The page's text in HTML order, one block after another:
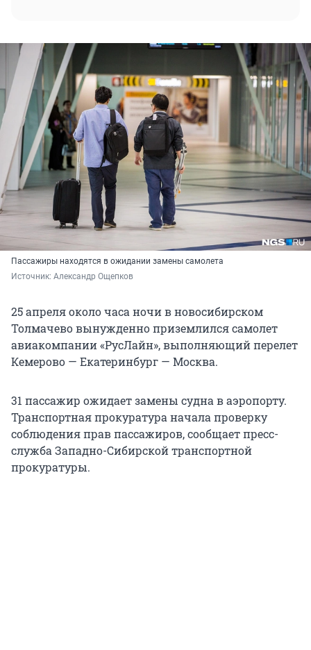
Пассажиры находятся в ожидании замены самолета
Источник: Александр Ощепков
25 апреля около часа ночи в новосибирском
Толмачево вынужденно приземлился самолет
авиакомпании «РусЛайн», выполняющий перелет
Кемерово — Екатеринбург — Москва.
31 пассажир ожидает замены судна в аэропорту.
Транспортная прокуратура начала проверку
соблюдения прав пассажиров, сообщает пресс-
служба Западно-Сибирской транспортной
прокуратуры.